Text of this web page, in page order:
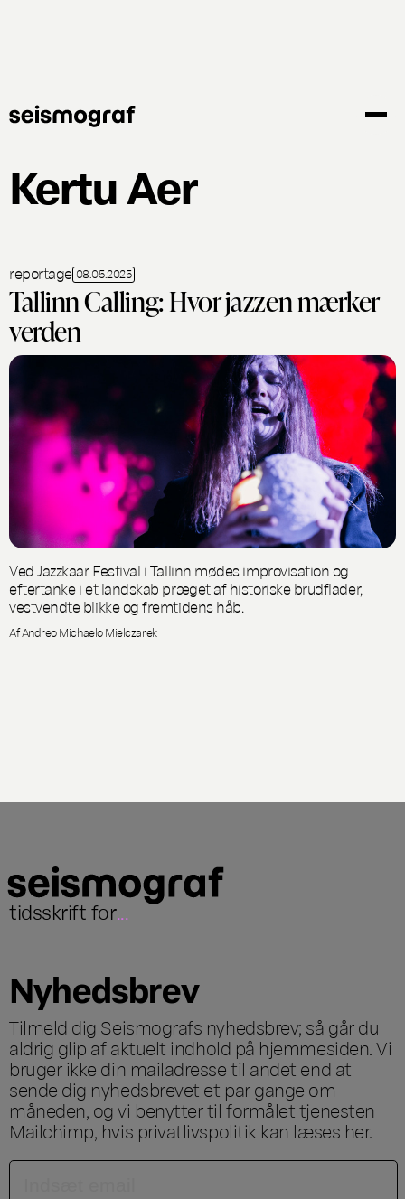
Kertu Aer
reportage 08.05.2025
Tallinn Calling: Hvor jazzen mærker
verden
Ved Jazzkaar Festival i Tallinn mødes improvisation og
eftertanke i et landskab præget af historiske brudflader,
vestvendte blikke og fremtidens håb.
Af Andreo Michaelo Mielczarek
tidsskrift for...
Nyhedsbrev
Tilmeld dig Seismografs nyhedsbrev; så går du
aldrig glip af aktuelt indhold på hjemmesiden. Vi
bruger ikke din mailadresse til andet end at
sende dig nyhedsbrevet et par gange om
måneden, og vi benytter til formålet tjenesten
Mailchimp, hvis privatlivspolitik kan læses her.